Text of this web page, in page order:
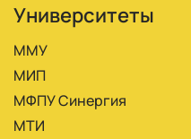
Университеты
ММУ
МИП
МФПУ Синергия
МТИ